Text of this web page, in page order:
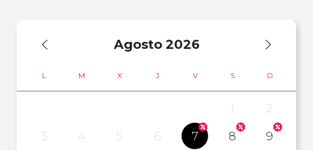
Agosto 2026
L M X J V S D
1
2
3
4 5 6 7 8
9